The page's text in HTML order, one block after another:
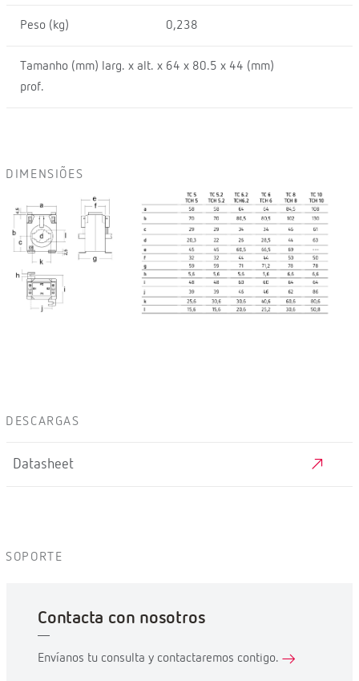
Peso (kg) 0,238
Tamanho (mm) larg. x alt. x
prof.
64 x 80.5 x 44 (mm)
DIMENSIÕES
DESCARGAS
Datasheet
SOPORTE
Contacta con nosotros
Envíanos tu consulta y contactaremos contigo.